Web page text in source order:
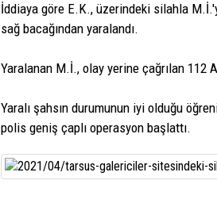
İddiaya göre E.K., üzerindeki silahla
sağ bacağından yaralandı.
Yaralanan M.İ., olay yerine çağrılan 112
Yaralı şahsın durumunun iyi olduğu
polis geniş çaplı operasyon başlattı.